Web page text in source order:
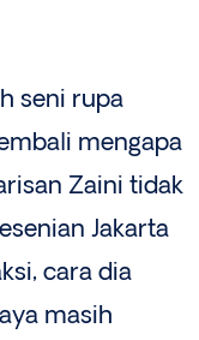
seni rupa
mengapa
Zaini tidak
Jakarta
cara dia
masih